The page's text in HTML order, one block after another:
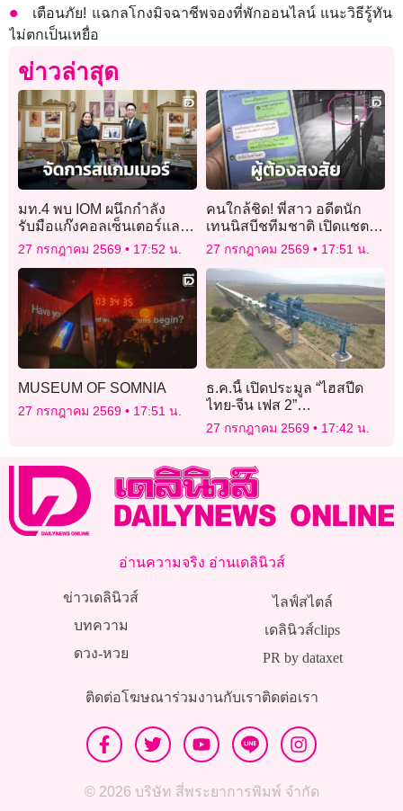
เตือนภัย! แฉกลโกงมิจฉาชีพจองที่พักออนไลน์ แนะวิธีรู้ทัน
ไม่ตกเป็นเหยื่อ
ข่าวล่าสุด
มท.4 พบ IOM ผนึกกำลัง
รับมือแก๊งคอลเซ็นเตอร์และ
การค้ามนุษย์ข้ามแดน
27 กรกฎาคม 2569 17:52 น.
คนใกล้ชิด! พี่สาว อดีตนัก
เทนนิสบีชทีมชาติ เปิดแชต-
วงจรปิด ผู้ต้องสงสัย
27 กรกฎาคม 2569 17:51 น.
MUSEUM OF SOMNIA
27 กรกฎาคม 2569 17:51 น.
ธ.ค.นี้ เปิดประมูล “ไฮสปีด
ไทย-จีน เฟส 2”
นครราชสีมา-หนองคาย 8
สัญญา 3.4 แสนล้าน เปิดปี 74
27 กรกฎาคม 2569 17:42 น.
อ่านความจริง อ่านเดลินิวส์
ข่าวเดลินิวส์
บทความ
ดวง-หวย
ไลฟ์สไตล์
เดลินิวส์clips
PR by dataxet
ติดต่อโฆษณาร่วมงานกับเราติดต่อเรา
© 2026 บริษัท สี่พระยาการพิมพ์ จำกัด